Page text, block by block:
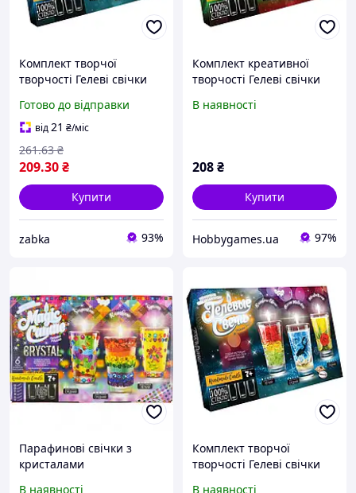
Комплект творчої
творчості Гелеві свічки
3958393 zabka
Готово до відправки
від21 ₴/міс
209.30₴
261.63 ₴
Купити
zabka 93%
Комплект креативної
творчості Гелеві свічки
інтер'єру GS-02-02
В наявності
208₴
Купити
Hobbygames.ua 97%
Парафинові свічки з
кристалами
В наявності
Комплект творчої
творчості Гелеві свічки
В наявності